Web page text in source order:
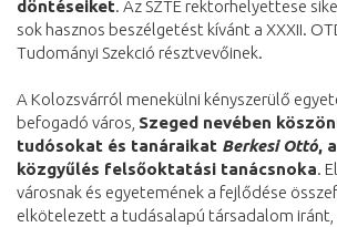
döntéseiket. Az SZTE rektorhelyettese
sok hasznos beszélgetést kívánt a XXXII.
Tudományi Szekció résztvevőinek.
A Kolozsvárról menekülni kényszerülő
befogadó város, Szeged nevében
tudósokat és tanáraikat Berkesi Ottó,
közgyűlés felsőoktatási tanácsnoka.
városnak és egyetemének a fejlődése
elkötelezett a tudásalapú társadalom